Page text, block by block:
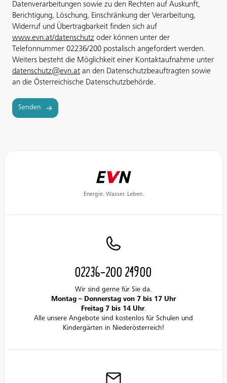
Datenverarbeitungen sowie zu den Rechten auf Auskunft,
Berichtigung, Löschung, Einschränkung der Verarbeitung,
Widerruf und Übertragbarkeit finden sich auf
www.evn.at/datenschutz oder können unter der
Telefonnummer 02236/200 postalisch angefordert werden.
Weiters besteht die Möglichkeit einer Kontaktaufnahme unter
datenschutz@evn.at an den Datenschutzbeauftragten sowie
an die Österreichische Datenschutzbehörde.
Senden
Energie. Wasser. Leben.
02236-200 24900
Wir sind gerne für Sie da.
Montag – Donnerstag von 7 bis 17 Uhr
Freitag 7 bis 14 Uhr.
Alle unsere Angebote sind kostenlos für Schulen und
Kindergärten in Niederösterreich!